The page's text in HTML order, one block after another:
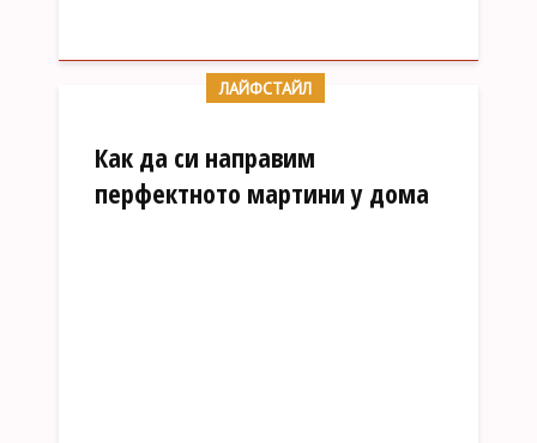
ЛАЙФСТАЙЛ
Как да си направим
перфектното мартини у дома